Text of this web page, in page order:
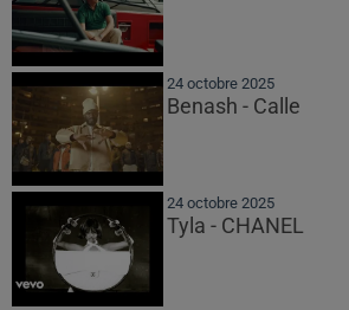
24 octobre 2025
Benash - Calle
24 octobre 2025
Tyla - CHANEL